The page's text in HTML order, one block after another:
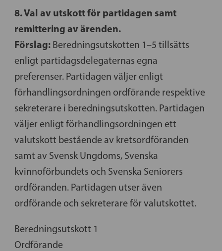
8. Val av utskott för partidagen samt
remittering av ärenden.
Förslag:Beredningsutskotten 1–5 tillsätts
enligt partidagsdelegaternas egna
preferenser. Partidagen väljer enligt
förhandlingsordningen ordförande respektive
sekreterare i beredningsutskotten. Partidagen
väljer enligt förhandlingsordningen ett
valutskott bestående av kretsordföranden
samt av Svensk Ungdoms, Svenska
kvinnoförbundets och Svenska Seniorers
ordföranden. Partidagen utser även
ordförande och sekreterare för valutskottet.
Beredningsutskott 1
Ordförande